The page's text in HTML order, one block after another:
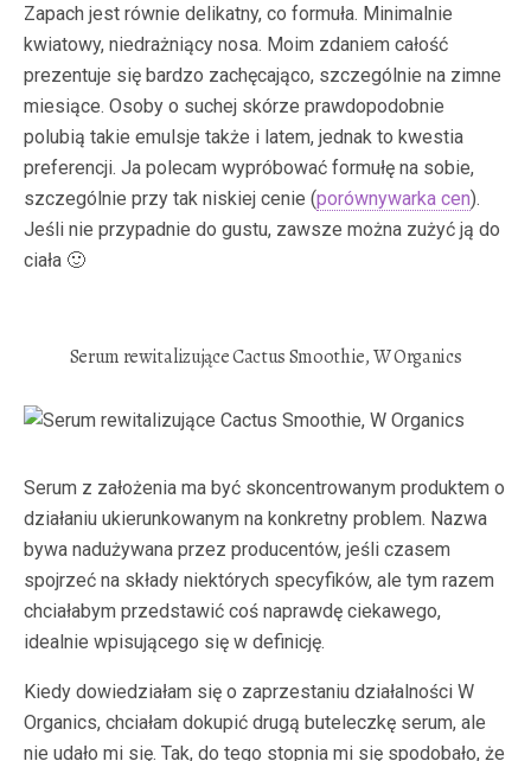
Zapach jest równie delikatny, co formuła. Minimalnie
kwiatowy, niedrażniący nosa. Moim zdaniem całość
prezentuje się bardzo zachęcająco, szczególnie na zimne
miesiące. Osoby o suchej skórze prawdopodobnie
polubią takie emulsje także i latem, jednak to kwestia
preferencji. Ja polecam wypróbować formułę na sobie,
szczególnie przy tak niskiej cenie (porównywarka cen).
Jeśli nie przypadnie do gustu, zawsze można zużyć ją do
ciała 🙂
Serum rewitalizujące Cactus Smoothie, W Organics
Serum z założenia ma być skoncentrowanym produktem o
działaniu ukierunkowanym na konkretny problem. Nazwa
bywa nadużywana przez producentów, jeśli czasem
spojrzeć na składy niektórych specyfików, ale tym razem
chciałabym przedstawić coś naprawdę ciekawego,
idealnie wpisującego się w definicję.
Kiedy dowiedziałam się o zaprzestaniu działalności W
Organics, chciałam dokupić drugą buteleczkę serum, ale
nie udało mi się. Tak, do tego stopnia mi się spodobało, że